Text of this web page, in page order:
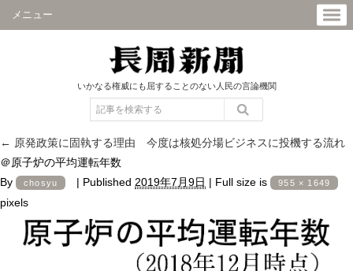
メニュー
いかなる権威にも屈することのない人民の言論機関
← 原発政策に固執する理由 今度は核処分場ビジネスに投機する流れ
＠原子炉の平均運転年数
By
chosyu | Published 2019年7月9日 | Full size is 955 × 1649
pixels